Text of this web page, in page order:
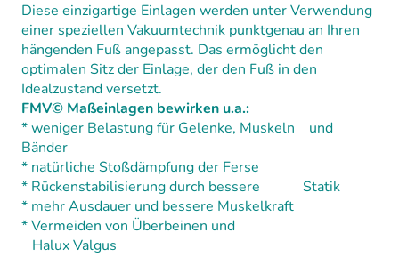
Diese einzigartige Einlagen werden unter Verwendung
einer speziellen Vakuumtechnik punktgenau an Ihren
hängenden Fuß angepasst. Das ermöglicht den
optimalen Sitz der Einlage, der den Fuß in den
Idealzustand versetzt.
FMV© Maßeinlagen bewirken u.a.:
* weniger Belastung für Gelenke, Muskeln und
Bänder
* natürliche Stoßdämpfung der Ferse
* Rückenstabilisierung durch bessere Statik
* mehr Ausdauer und bessere Muskelkraft
* Vermeiden von Überbeinen und
Halux Valgus